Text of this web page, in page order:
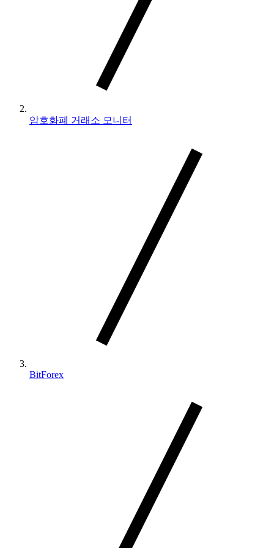
암호화폐 거래소 모니터
BitForex